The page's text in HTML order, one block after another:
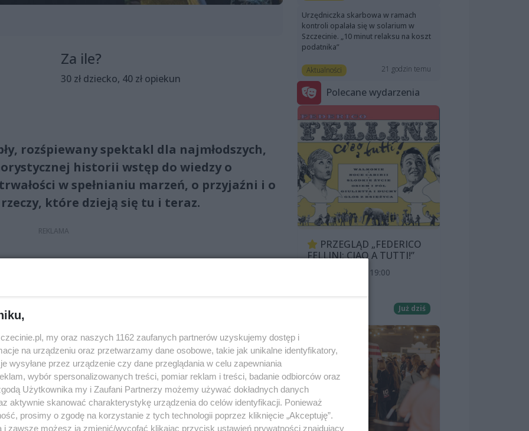
Za ile?
30 zł dziecko, 40 zł opiekun
rozśpiewany spektakl dla najmłodszych,
historii wstęp do wiedzy o
w spełnianiu marzeń, o przyjaźni i o
które dzieją się tu i teraz.
Stać się piękna, kolorowa i oglądać świat z góry. Tylko
próby przemiany w motyla spaliły na panewce? Mówią,
jest łatwe, szczególnie jeśli jest się małą, pokraczną
szybciej, kiedy ma się przy boku przyjaciela? W dodatku
nie rozstaje się ze swoją kulką kupy?
Urzędniczka skarbowa w ramach
kontroli opalała się w solarium w
Szczecinie. „10 minut relaksu na koszt
podatnika”
Aktualności 21 godzin temu
Polecane wydarzenia
PRZEGLĄD „FEDERICO
FELLINI: CIAO A TUTTI!”
8 sierpnia 2026, 19:00
Już dziś
my oraz naszych 1162 zaufanych partnerów uzyskujemy dostęp i
na urządzeniu oraz przetwarzamy dane osobowe, takie jak unikalne identyfikatory,
wysyłane przez urządzenie czy dane przeglądania w celu zapewniania
wybór spersonalizowanych treści, pomiar reklam i treści, badanie odbiorców oraz
Użytkownika my i Zaufani Partnerzy możemy używać dokładnych danych
aktywnie skanować charakterystykę urządzenia do celów identyfikacji. Ponieważ
prosimy o zgodę na korzystanie z tych technologii poprzez kliknięcie „Akceptuję”.
i zawsze możesz ją zmienić/wycofać klikając przycisk ustawień prywatności znajdujący